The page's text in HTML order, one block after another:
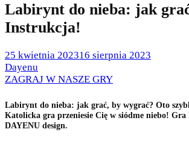
Labirynt do nieba: jak
Instrukcja!
Posted
on
25 kwietnia 202316 sierpnia 2023
by
Dayenu
Posted
ZAGRAJ W NASZE GRY
Labirynt do nieba: jak grać, by wygrać? Oto
Katolicka gra przeniesie Cię w siódme niebo!
DAYENU design.